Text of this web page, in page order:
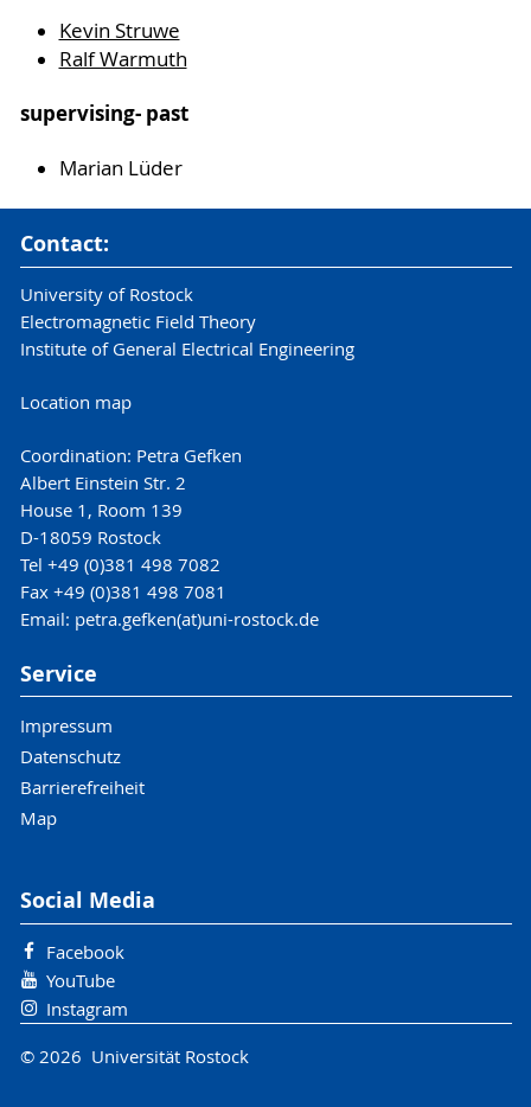
Kevin Struwe
Ralf Warmuth
supervising- past
Marian Lüder
Contact:
University of Rostock
Electromagnetic Field Theory
Institute of General Electrical Engineering
Location map
Coordination: Petra Gefken
Albert Einstein Str. 2
House 1, Room 139
D-18059 Rostock
Tel +49 (0)381 498 7082
Fax +49 (0)381 498 7081
Email: petra.gefken(at)uni-rostock.de
Service
Impressum
Datenschutz
Barrierefreiheit
Map
Social Media
Facebook
YouTube
Instagram
© 2026 Universität Rostock